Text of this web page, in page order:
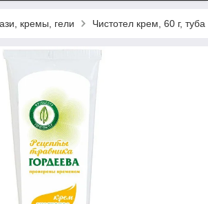
кремы, гели Чистотел крем, 60 г, туба